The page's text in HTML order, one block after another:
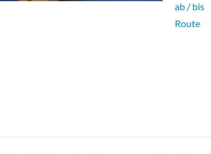
ab / bis
Route